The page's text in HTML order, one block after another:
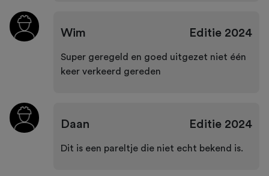
Wim Editie2024
Super geregeld en goed uitgezet niet één
keer verkeerd gereden
Daan Editie2024
Dit is een pareltje die niet echt bekend is.